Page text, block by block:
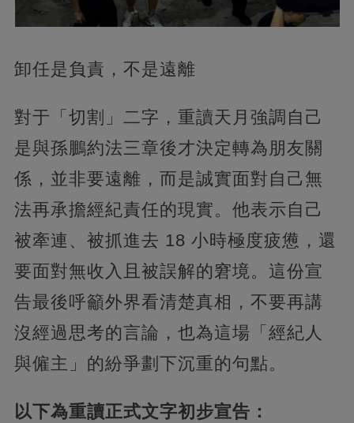
卸任是負責，不是遠離
對于「切割」二字，重讀天月強調自己
是與孫鵬約法三章後才決定轉為朋友關
係，並非要遠離，而是誠實面對自己無
法再承擔經紀責任的現實。他表示自己
被牽連、被抓進去 18 小時極度疲憊，還
要面對無收入且被誤解的窘境。這份宣
告最後呼籲外界看清楚真相，不要再講
沒經過思考的言論，也為這場「經紀人
與僱主」的紛爭劃下沉重的句點。
以下為重讀正式文字初步宣告：